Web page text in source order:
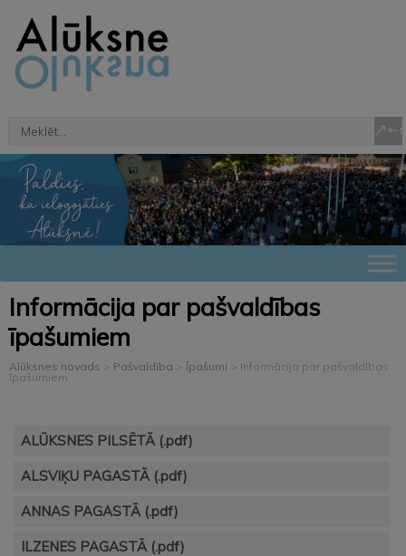
Informācija par pašvaldības
īpašumiem
Alūksnes novads > Pašvaldība > Īpašumi > Informācija par pašvaldības
īpašumiem
ALŪKSNES PILSĒTĀ (.pdf)
ALSVIĶU PAGASTĀ (.pdf)
ANNAS PAGASTĀ (.pdf)
ILZENES PAGASTĀ (.pdf)